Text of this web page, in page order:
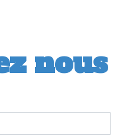
nous